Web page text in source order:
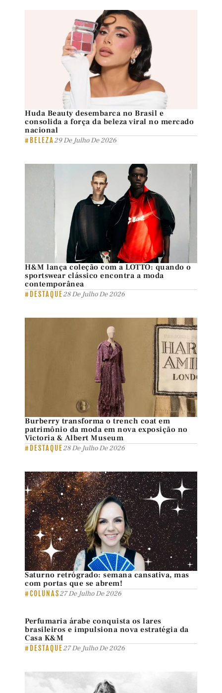
Huda Beauty desembarca no Brasil e
consolida a força da beleza viral no mercado
nacional
#BELEZA29 De Julho De 2026
H&M lança coleção com a LOTTO: quando o
sportswear clássico encontra a moda
contemporânea
#DESTAQUE28 De Julho De 2026
Burberry transforma o trench coat em
patrimônio da moda em nova exposição no
Victoria & Albert Museum
#DESTAQUE28 De Julho De 2026
Saturno retrógrado: semana cansativa, mas
com portas que se abrem!
#COLUNAS27 De Julho De 2026
Perfumaria árabe conquista os lares
brasileiros e impulsiona nova estratégia da
Casa K&M
#DESTAQUE27 De Julho De 2026